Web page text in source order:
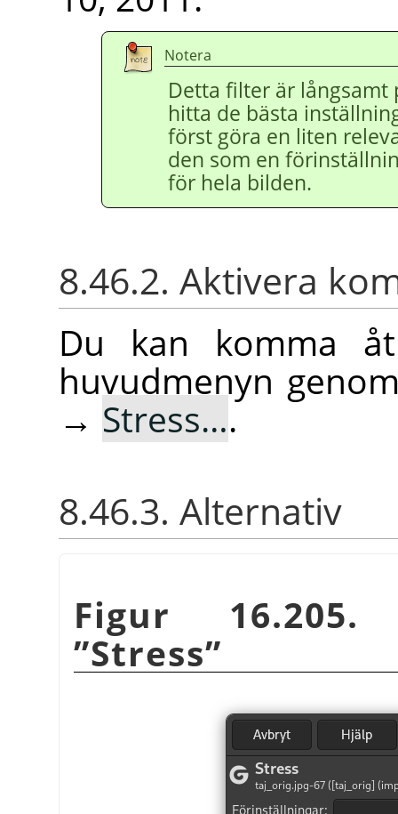
Notera
Detta filter är långsamt
hitta de bästa
först göra en liten
den som en
för hela bilden.
8.46.2. Aktivera
Du kan komma
huvudmenyn
→ Stress….
8.46.3. Alternativ
Figur
”Stress”